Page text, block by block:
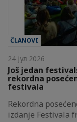
ČLANOVI
24 јул 2026
Još jedan
rekordna
festivala
Rekordna
izdanje Festivala